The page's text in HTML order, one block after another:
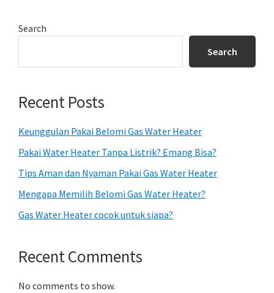
Primary
Search
Search
Recent Posts
Keunggulan Pakai Belomi Gas Water Heater
Pakai Water Heater Tanpa Listrik? Emang Bisa?
Tips Aman dan Nyaman Pakai Gas Water Heater
Mengapa Memilih Belomi Gas Water Heater?
Gas Water Heater cocok untuk siapa?
Recent Comments
No comments to show.